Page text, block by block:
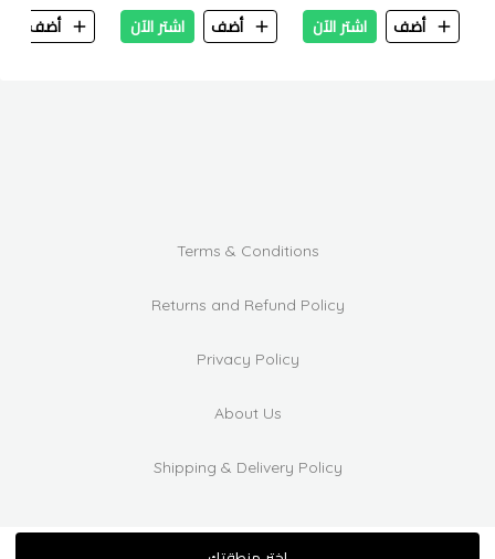
أضف
اشتر الآن
أضف
اشتر الآن
أضف
Terms & Conditions
Returns and Refund Policy
Privacy Policy
About Us
Shipping & Delivery Policy